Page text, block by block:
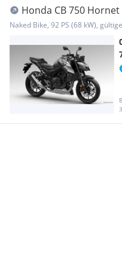
Honda CB 750 Hornet
Naked Bike, 92 PS (68 kW),